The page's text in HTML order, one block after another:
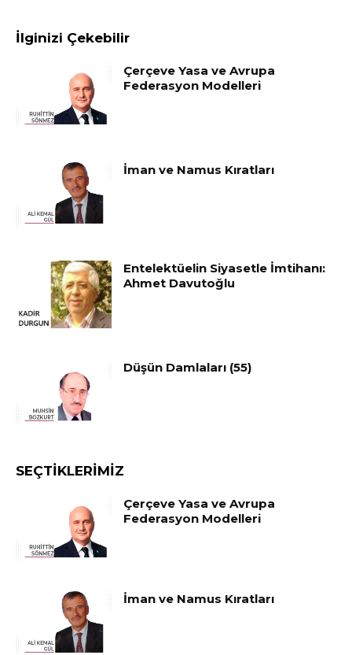
İlginizi Çekebilir
Çerçeve Yasa ve Avrupa
Federasyon Modelleri
İman ve Namus Kıratları
Entelektüelin Siyasetle İmtihanı:
Ahmet Davutoğlu
Düşün Damlaları (55)
SEÇTIKLERIMIZ
Çerçeve Yasa ve Avrupa
Federasyon Modelleri
İman ve Namus Kıratları